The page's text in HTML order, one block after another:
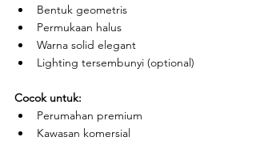
Bentuk geometris
Permukaan halus
Warna solid elegant
Lighting tersembunyi (optional)
Cocok untuk:
Perumahan premium
Kawasan komersial